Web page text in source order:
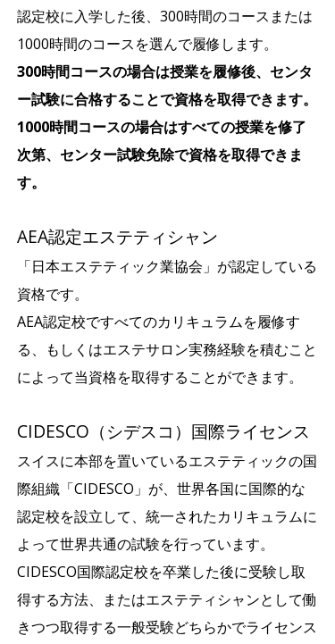
認定校に入学した後、300時間のコースまたは
1000時間のコースを選んで履修します。
300時間コースの場合は授業を履修後、センタ
ー試験に合格することで資格を取得できます。
1000時間コースの場合はすべての授業を修了
次第、センター試験免除で資格を取得できま
す。
AEA認定エステティシャン
「日本エステティック業協会」が認定している
資格です。
AEA認定校ですべてのカリキュラムを履修す
る、もしくはエステサロン実務経験を積むこと
によって当資格を取得することができます。
CIDESCO（シデスコ）国際ライセンス
スイスに本部を置いているエステティックの国
際組織「CIDESCO」が、世界各国に国際的な
認定校を設立して、統一されたカリキュラムに
よって世界共通の試験を行っています。
CIDESCO国際認定校を卒業した後に受験し取
得する方法、またはエステティシャンとして働
きつつ取得する一般受験どちらかでライセンス